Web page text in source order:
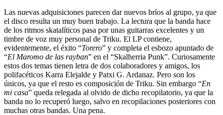
Las nuevas adquisiciones parecen dar nuevos bríos al grupo, ya que
el disco resulta un muy buen trabajo. La lectura que la banda hace
de los ritmos skatalíticos pasa por unas guitarras excelentes y un
timbre de voz muy personal de Triku. El LP contiene,
evidentemente, el éxito “Torero” y completa el esbozo apuntado de
“El Maromo de las rayban” en el “Skalherria Punk”. Curiosamente
estos dos temas tienen letra de dos colaboradores y amigos, los
polifacéticos Karra Elejalde y Patxi G. Ardanaz. Pero son los
únicos, ya que el resto es composición de Triku. Sin embargo “En
mi casa” queda relegada al olvido de dicho recopilatorio, ya que la
banda no lo recuperó luego, salvo en recopilaciones posteriores con
muchas otras bandas. Una pena.